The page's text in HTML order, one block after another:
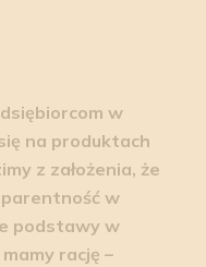
w
na produktach
z założenia, że
w
podstawy w
rację –